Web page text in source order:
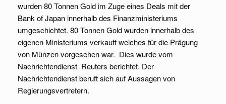
wurden 80 Tonnen Gold im Zuge eines Deals mit der
Bank of Japan innerhalb des Finanzministeriums
umgeschichtet. 80 Tonnen Gold wurden innerhalb des
eigenen Ministeriums verkauft welches für die Prägung
von Münzen vorgesehen war. Dies wurde vom
Nachrichtendienst Reuters berichtet. Der
Nachrichtendienst beruft sich auf Aussagen von
Regierungsvertretern.